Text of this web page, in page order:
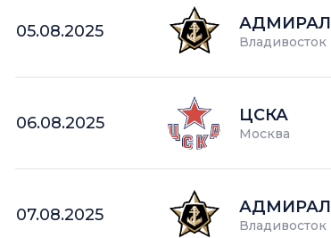
05.08.2025 АДМИРАЛ
Владивосток
06.08.2025 ЦСКА
Москва
07.08.2025 АДМИРАЛ
Владивосток